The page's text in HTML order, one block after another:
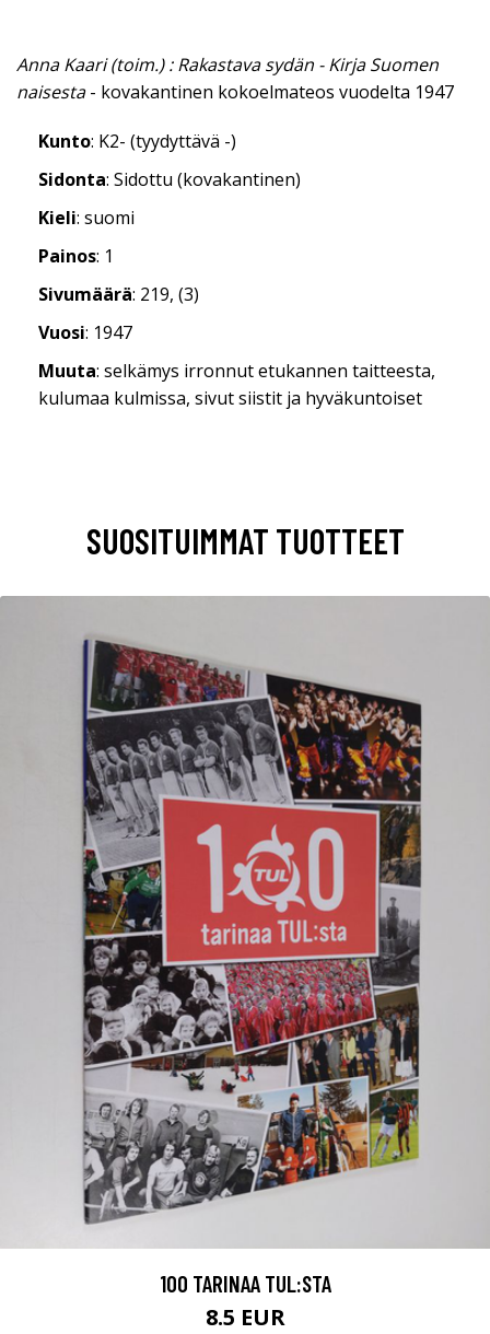
Anna Kaari (toim.) : Rakastava sydän - Kirja Suomen
naisesta- kovakantinen kokoelmateos vuodelta 1947
Kunto: K2- (tyydyttävä -)
Sidonta: Sidottu (kovakantinen)
Kieli: suomi
Painos: 1
Sivumäärä: 219, (3)
Vuosi: 1947
Muuta: selkämys irronnut etukannen taitteesta,
kulumaa kulmissa, sivut siistit ja hyväkuntoiset
SUOSITUIMMAT TUOTTEET
100 TARINAA TUL:STA
8.5 EUR